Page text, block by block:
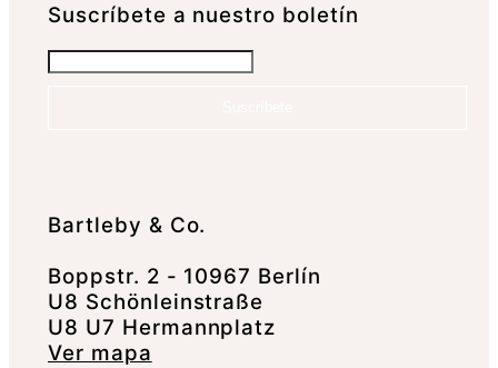
Suscrí­bete a nuestro boletín
Bartleby & Co.
Boppstr. 2 - 10967 Berlín
U8 Schönleinstraße
U8 U7 Hermannplatz
Ver mapa